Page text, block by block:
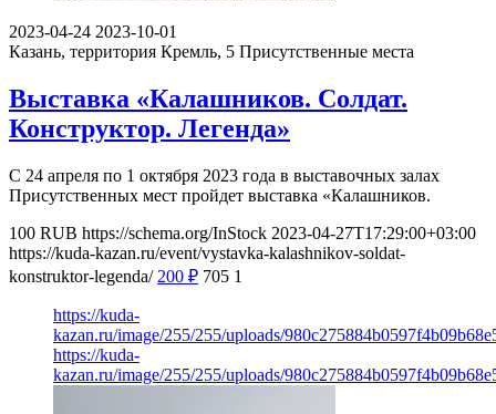
2023-04-24 2023-10-01
Казань, территория Кремль, 5 Присутственные места
Выставка «Калашников. Солдат.
Конструктор. Легенда»
С 24 апреля по 1 октября 2023 года в выставочных залах
Присутственных мест пройдет выставка «Калашников.
100 RUB https://schema.org/InStock 2023-04-27T17:29:00+03:00
https://kuda-kazan.ru/event/vystavka-kalashnikov-soldat-
konstruktor-legenda/ 200 ₽ 705 1
https://kuda-
kazan.ru/image/255/255/uploads/
https://kuda-
kazan.ru/image/255/255/uploads/